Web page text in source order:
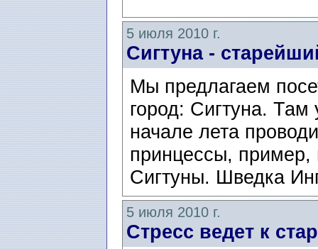
5 июля 2010 г.
Сигтуна -
Мы предлагаем
город: Сигтуна. Там
начале лета
принцессы, пример,
Сигтуны. Шведка
5 июля 2010 г.
Стресс ведет к